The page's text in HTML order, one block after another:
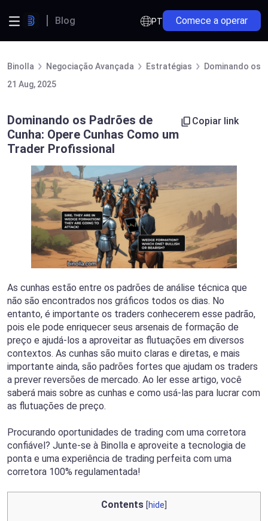
Blog PT Comece a operar
Binolla Negociação Avançada Estratégias
Dominando os
21 Aug, 2025
Dominando os Padrões de
Cunha: Opere Cunhas Como um
Trader Profissional
Copiar link
As cunhas estão entre os padrões de análise técnica que
não são encontrados nos gráficos todos os dias. No
entanto, é importante os traders conhecerem esse padrão,
pois ele pode enriquecer seus arsenais de formação de
preço e ajudá-los a aproveitar as flutuações em diversos
contextos. As cunhas são muito claras e diretas, e mais
importante ainda, são padrões fortes que ajudam os traders
a prever reversões de mercado. Ao ler esse artigo, você
saberá mais sobre as cunhas e como usá-las para lucrar com
as flutuações de preço.
Procurando oportunidades de trading com uma corretora
confiável? Junte-se à Binolla e aproveite a tecnologia de
ponta e uma experiência de trading perfeita com uma
corretora 100% regulamentada!
Contents [hide